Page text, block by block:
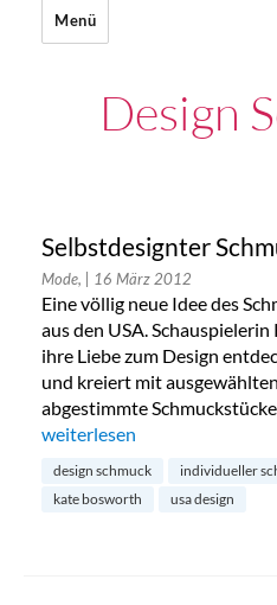
Menü
Design
Selbstdesignter
Mode, | 16 März 2012
Eine völlig neue Idee des
aus den USA.
ihre Liebe zum Design
und kreiert mit
abgestimmte
„Selbstdesignter Schmuck
weiterlesen
design schmuck individueller
kate bosworth
usa design